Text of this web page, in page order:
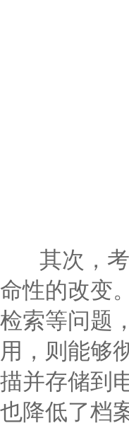
其次，考
命性的改变
检索等问题
用，则能够
描并存储到
也降低了档